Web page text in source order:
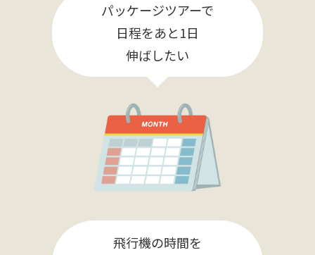
パッケージツアーで
日程をあと1日
伸ばしたい
飛行機の時間を